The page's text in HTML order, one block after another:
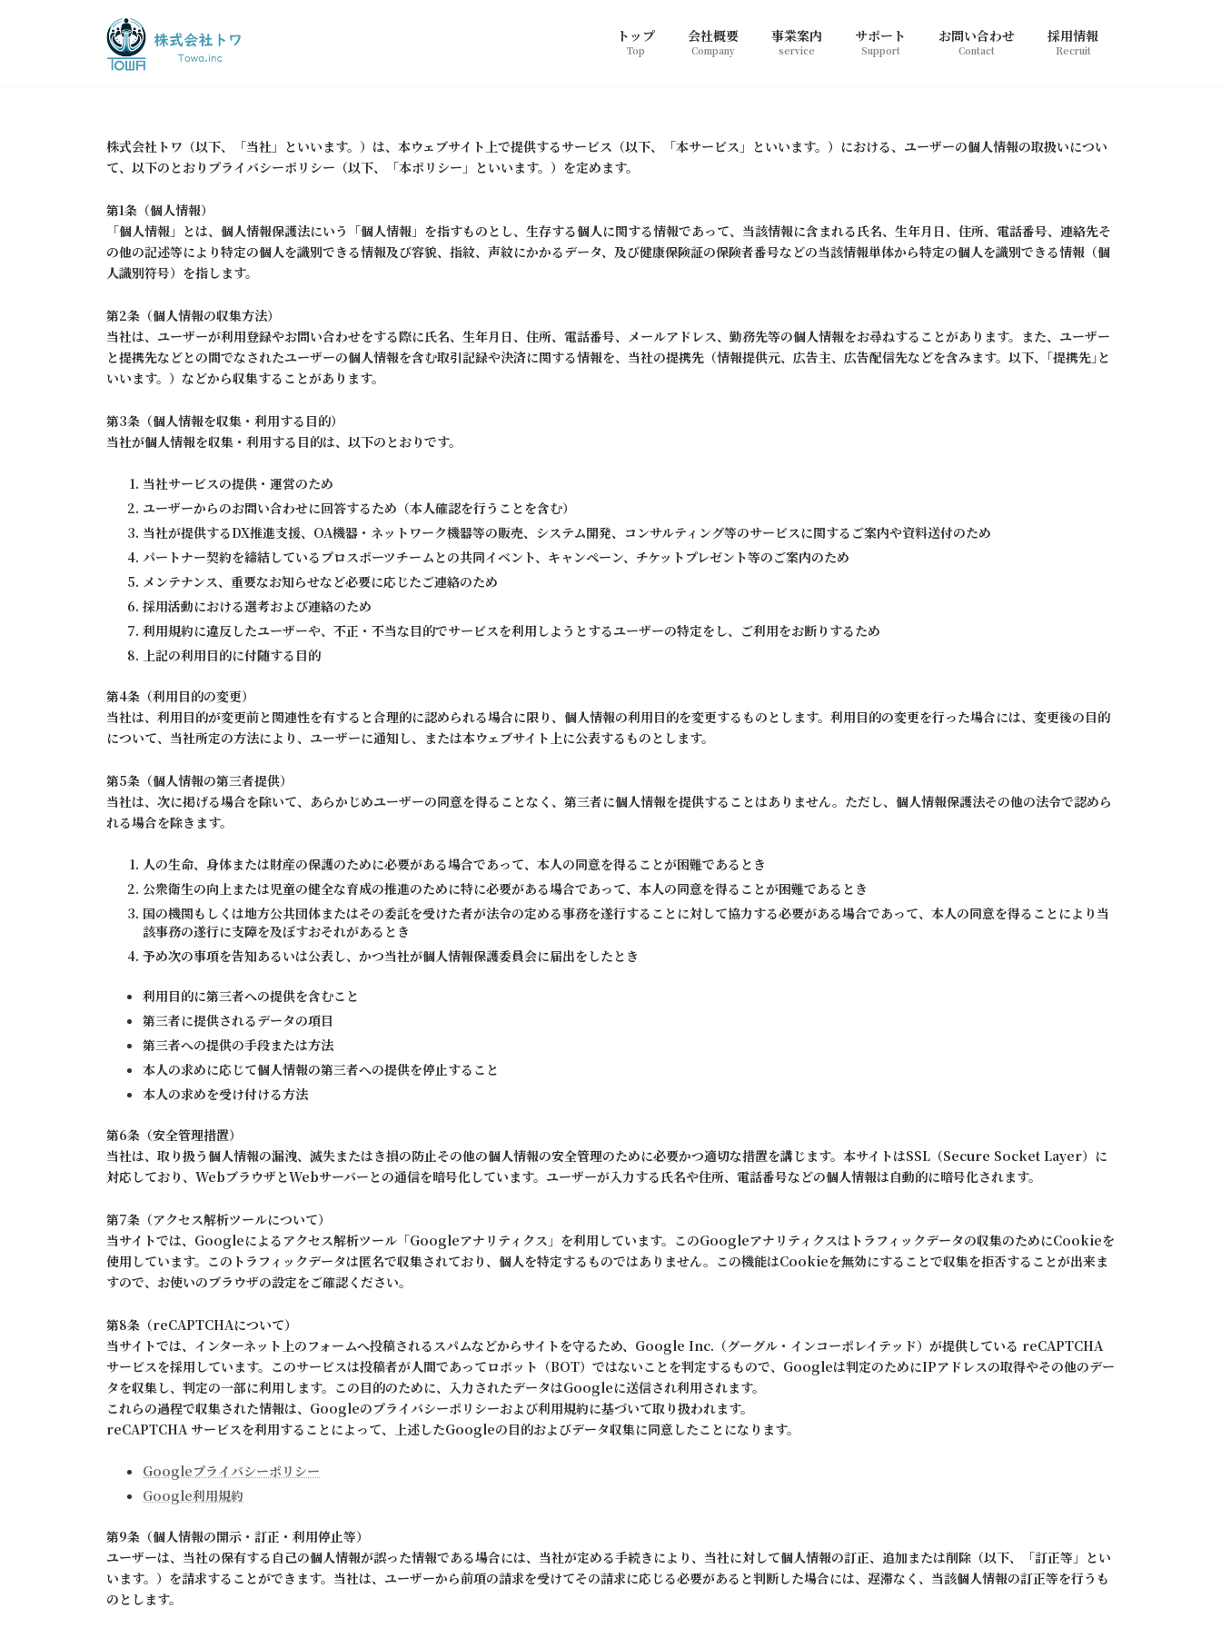
トップ
Top
会社概要
Company
事業案内
service
サポート
Support
お問い合わせ
Contact
採用情報
Recruit
株式会社トワ（以下、「当社」といいます。）は、本ウェブサイト上で提供するサービス（以下、「本サービス」といいます。）における、ユーザーの個人情報の取扱いについ
て、以下のとおりプライバシーポリシー（以下、「本ポリシー」といいます。）を定めます。
第1条（個人情報）
「個人情報」とは、個人情報保護法にいう「個人情報」を指すものとし、生存する個人に関する情報であって、当該情報に含まれる氏名、生年月日、住所、電話番号、連絡先そ
の他の記述等により特定の個人を識別できる情報及び容貌、指紋、声紋にかかるデータ、及び健康保険証の保険者番号などの当該情報単体から特定の個人を識別できる情報（個
人識別符号）を指します。
第2条（個人情報の収集方法）
当社は、ユーザーが利用登録やお問い合わせをする際に氏名、生年月日、住所、電話番号、メールアドレス、勤務先等の個人情報をお尋ねすることがあります。また、ユーザー
と提携先などとの間でなされたユーザーの個人情報を含む取引記録や決済に関する情報を、当社の提携先（情報提供元、広告主、広告配信先などを含みます。以下、｢提携先｣と
いいます。）などから収集することがあります。
第3条（個人情報を収集・利用する目的）
当社が個人情報を収集・利用する目的は、以下のとおりです。
当社サービスの提供・運営のため
ユーザーからのお問い合わせに回答するため（本人確認を行うことを含む）
当社が提供するDX推進支援、OA機器・ネットワーク機器等の販売、システム開発、コンサルティング等のサービスに関するご案内や資料送付のため
パートナー契約を締結しているプロスポーツチームとの共同イベント、キャンペーン、チケットプレゼント等のご案内のため
メンテナンス、重要なお知らせなど必要に応じたご連絡のため
採用活動における選考および連絡のため
利用規約に違反したユーザーや、不正・不当な目的でサービスを利用しようとするユーザーの特定をし、ご利用をお断りするため
上記の利用目的に付随する目的
第4条（利用目的の変更）
当社は、利用目的が変更前と関連性を有すると合理的に認められる場合に限り、個人情報の利用目的を変更するものとします。利用目的の変更を行った場合には、変更後の目的
について、当社所定の方法により、ユーザーに通知し、または本ウェブサイト上に公表するものとします。
第5条（個人情報の第三者提供）
当社は、次に掲げる場合を除いて、あらかじめユーザーの同意を得ることなく、第三者に個人情報を提供することはありません。ただし、個人情報保護法その他の法令で認めら
れる場合を除きます。
人の生命、身体または財産の保護のために必要がある場合であって、本人の同意を得ることが困難であるとき
公衆衛生の向上または児童の健全な育成の推進のために特に必要がある場合であって、本人の同意を得ることが困難であるとき
国の機関もしくは地方公共団体またはその委託を受けた者が法令の定める事務を遂行することに対して協力する必要がある場合であって、本人の同意を得ることにより当
該事務の遂行に支障を及ぼすおそれがあるとき
予め次の事項を告知あるいは公表し、かつ当社が個人情報保護委員会に届出をしたとき
利用目的に第三者への提供を含むこと
第三者に提供されるデータの項目
第三者への提供の手段または方法
本人の求めに応じて個人情報の第三者への提供を停止すること
本人の求めを受け付ける方法
第6条（安全管理措置）
当社は、取り扱う個人情報の漏洩、滅失またはき損の防止その他の個人情報の安全管理のために必要かつ適切な措置を講じます。本サイトはSSL（Secure Socket Layer）に
対応しており、WebブラウザとWebサーバーとの通信を暗号化しています。ユーザーが入力する氏名や住所、電話番号などの個人情報は自動的に暗号化されます。
第7条（アクセス解析ツールについて）
当サイトでは、Googleによるアクセス解析ツール「Googleアナリティクス」を利用しています。このGoogleアナリティクスはトラフィックデータの収集のためにCookieを
使用しています。このトラフィックデータは匿名で収集されており、個人を特定するものではありません。この機能はCookieを無効にすることで収集を拒否することが出来ま
すので、お使いのブラウザの設定をご確認ください。
第8条（reCAPTCHAについて）
当サイトでは、インターネット上のフォームへ投稿されるスパムなどからサイトを守るため、Google Inc.（グーグル・インコーポレイテッド）が提供している reCAPTCHA
サービスを採用しています。このサービスは投稿者が人間であってロボット（BOT）ではないことを判定するもので、Googleは判定のためにIPアドレスの取得やその他のデー
タを収集し、判定の一部に利用します。この目的のために、入力されたデータはGoogleに送信され利用されます。
これらの過程で収集された情報は、Googleのプライバシーポリシーおよび利用規約に基づいて取り扱われます。
reCAPTCHA サービスを利用することによって、上述したGoogleの目的およびデータ収集に同意したことになります。
Googleプライバシーポリシー
Google利用規約
第9条（個人情報の開示・訂正・利用停止等）
ユーザーは、当社の保有する自己の個人情報が誤った情報である場合には、当社が定める手続きにより、当社に対して個人情報の訂正、追加または削除（以下、「訂正等」とい
います。）を請求することができます。当社は、ユーザーから前項の請求を受けてその請求に応じる必要があると判断した場合には、遅滞なく、当該個人情報の訂正等を行うも
のとします。